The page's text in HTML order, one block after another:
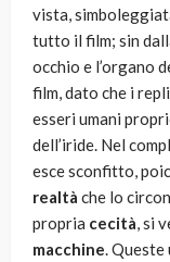
vista,
tutto il film; sin
occhio e l’organo
film, dato che i
esseri umani
dell’iride. Nel
esce sconfitto,
realtà che lo
propria cecità, si
macchine. Queste